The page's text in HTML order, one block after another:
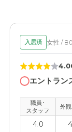
入居済 女性 /
エントラン
職員･
スタッフ
外
4.0